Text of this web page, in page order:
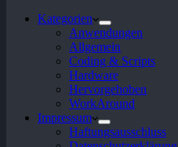
Kategorien
Anwendungen
Allgemein
Coding & Scripts
Hardware
Hervorgehoben
WorkAround
Impressum
Haftungsausschluss